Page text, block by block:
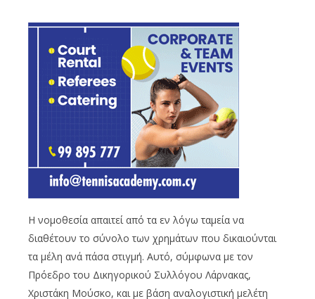
Η νομοθεσία απαιτεί από τα εν λόγω ταμεία να
διαθέτουν το σύνολο των χρημάτων που δικαιούνται
τα μέλη ανά πάσα στιγμή. Αυτό, σύμφωνα με τον
Πρόεδρο του Δικηγορικού Συλλόγου Λάρνακας,
Χριστάκη Μούσκο, και με βάση αναλογιστική μελέτη